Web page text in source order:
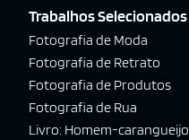
Trabalhos Selecionados
Fotografia de Moda
Fotografia de Retrato
Fotografia de Produtos
Fotografia de Rua
Livro: Homem-carangueijo